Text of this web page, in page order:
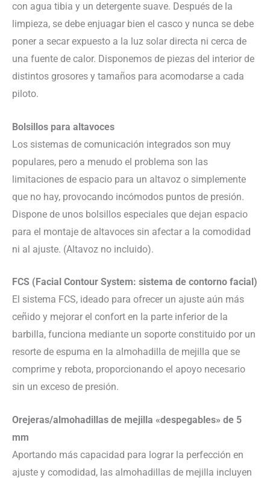
con agua tibia y un detergente suave. Después de la
limpieza, se debe enjuagar bien el casco y nunca se debe
poner a secar expuesto a la luz solar directa ni cerca de
una fuente de calor. Disponemos de piezas del interior de
distintos grosores y tamaños para acomodarse a cada
piloto.
Bolsillos para altavoces
Los sistemas de comunicación integrados son muy
populares, pero a menudo el problema son las
limitaciones de espacio para un altavoz o simplemente
que no hay, provocando incómodos puntos de presión.
Dispone de unos bolsillos especiales que dejan espacio
para el montaje de altavoces sin afectar a la comodidad
ni al ajuste. (Altavoz no incluido).
FCS (Facial Contour System: sistema de contorno facial)
El sistema FCS, ideado para ofrecer un ajuste aún más
ceñido y mejorar el confort en la parte inferior de la
barbilla, funciona mediante un soporte constituido por un
resorte de espuma en la almohadilla de mejilla que se
comprime y rebota, proporcionando el apoyo necesario
sin un exceso de presión.
Orejeras/almohadillas de mejilla «despegables» de 5
mm
Aportando más capacidad para lograr la perfección en
ajuste y comodidad, las almohadillas de mejilla incluyen